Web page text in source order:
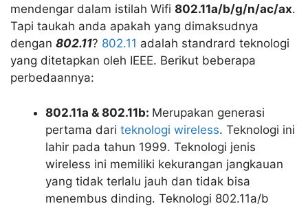
mendengar dalam istilah Wifi 802.11a/b/g/n/ac/ax.
Tapi taukah anda apakah yang dimaksudnya
dengan 802.11? 802.11 adalah standrard teknologi
yang ditetapkan oleh IEEE. Berikut beberapa
perbedaannya:
802.11a & 802.11b: Merupakan generasi
pertama dari teknologi wireless. Teknologi ini
lahir pada tahun 1999. Teknologi jenis
wireless ini memiliki kekurangan jangkauan
yang tidak terlalu jauh dan tidak bisa
menembus dinding. Teknologi 802.11a/b